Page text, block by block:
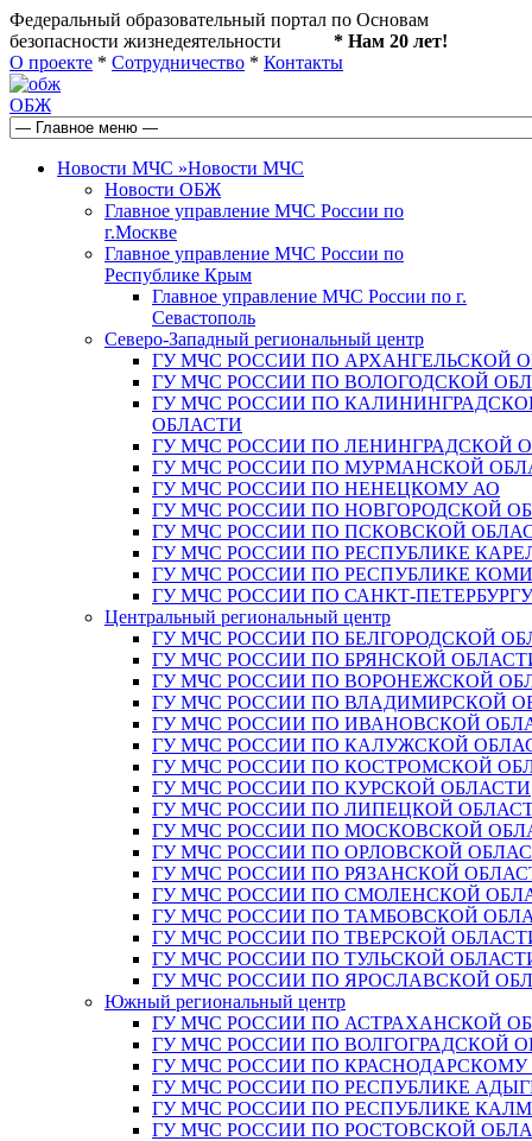
Федеральный образовательный портал по Основам
безопасности жизнедеятельности * Нам 20 лет!
О проекте * Сотрудничество * Контакты
ОБЖ
Новости МЧС »Новости МЧС
Новости ОБЖ
Главное управление МЧС России по
г.Москве
Главное управление МЧС России по
Республике Крым
Главное управление МЧС России по г.
Севастополь
Северо-Западный региональный центр
ГУ МЧС РОССИИ ПО АРХАНГЕЛЬСКОЙ
ГУ МЧС РОССИИ ПО ВОЛОГОДСКОЙ
ГУ МЧС РОССИИ ПО
ОБЛАСТИ
ГУ МЧС РОССИИ ПО ЛЕНИНГРАДСКОЙ
ГУ МЧС РОССИИ ПО МУРМАНСКОЙ
ГУ МЧС РОССИИ ПО НЕНЕЦКОМУ АО
ГУ МЧС РОССИИ ПО НОВГОРОДСКОЙ
ГУ МЧС РОССИИ ПО ПСКОВСКОЙ
ГУ МЧС РОССИИ ПО РЕСПУБЛИКЕ
ГУ МЧС РОССИИ ПО РЕСПУБЛИКЕ КОМИ
ГУ МЧС РОССИИ ПО САНКТ-ПЕТЕРБУРГУ
Центральный региональный центр
ГУ МЧС РОССИИ ПО БЕЛГОРОДСКОЙ
ГУ МЧС РОССИИ ПО БРЯНСКОЙ
ГУ МЧС РОССИИ ПО ВОРОНЕЖСКОЙ
ГУ МЧС РОССИИ ПО ВЛАДИМИРСКОЙ
ГУ МЧС РОССИИ ПО ИВАНОВСКОЙ
ГУ МЧС РОССИИ ПО КАЛУЖСКОЙ
ГУ МЧС РОССИИ ПО КОСТРОМСКОЙ
ГУ МЧС РОССИИ ПО КУРСКОЙ ОБЛАСТИ
ГУ МЧС РОССИИ ПО ЛИПЕЦКОЙ
ГУ МЧС РОССИИ ПО МОСКОВСКОЙ
ГУ МЧС РОССИИ ПО ОРЛОВСКОЙ
ГУ МЧС РОССИИ ПО РЯЗАНСКОЙ
ГУ МЧС РОССИИ ПО СМОЛЕНСКОЙ
ГУ МЧС РОССИИ ПО ТАМБОВСКОЙ
ГУ МЧС РОССИИ ПО ТВЕРСКОЙ
ГУ МЧС РОССИИ ПО ТУЛЬСКОЙ
ГУ МЧС РОССИИ ПО ЯРОСЛАВСКОЙ
Южный региональный центр
ГУ МЧС РОССИИ ПО АСТРАХАНСКОЙ
ГУ МЧС РОССИИ ПО ВОЛГОГРАДСКОЙ
ГУ МЧС РОССИИ ПО
ГУ МЧС РОССИИ ПО РЕСПУБЛИКЕ
ГУ МЧС РОССИИ ПО РЕСПУБЛИКЕ
ГУ МЧС РОССИИ ПО РОСТОВСКОЙ